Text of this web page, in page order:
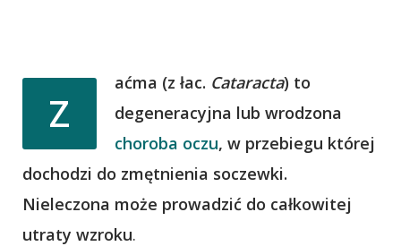
Z
aćma (z łac. Cataracta) to
degeneracyjna lub wrodzona
choroba oczu, w przebiegu której
dochodzi do zmętnienia soczewki.
Nieleczona może prowadzić do całkowitej
utraty wzroku.